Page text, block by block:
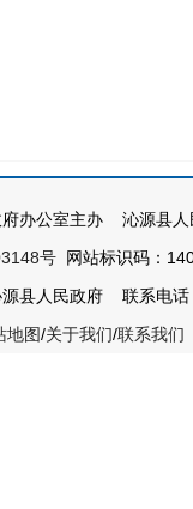
府办公室主办 沁源县
号 网站标识码：
源县人民政府 联系电
地图/关于我们/联系我们